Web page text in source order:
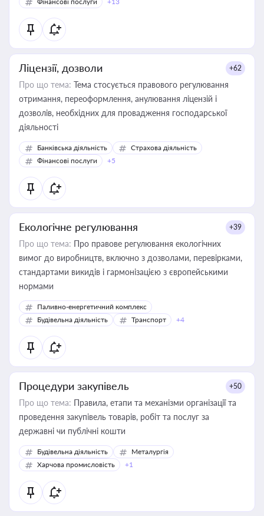
Ліцензії, дозволи +62
Про що тема: Тема стосується правового регулювання
отримання, переоформлення, анулювання ліцензій і
дозволів, необхідних для провадження господарської
діяльності
Банківська діяльність
Страхова діяльність
Фінансові послуги
+5
Екологічне регулювання +39
Про що тема: Про правове регулювання екологічних
вимог до виробництв, включно з дозволами, перевірками,
стандартами викидів і гармонізацією з європейськими
нормами
Паливно-енергетичний комплекс
Будівельна діяльність
Транспорт +4
Процедури закупівель +50
Про що тема: Правила, етапи та механізми організації та
проведення закупівель товарів, робіт та послуг за
державні чи публічні кошти
Будівельна діяльність
Металургія
Харчова промисловість
+1